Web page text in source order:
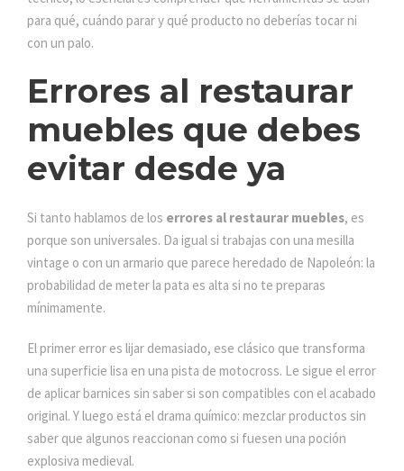
para qué, cuándo parar y qué producto no deberías tocar ni
con un palo.
Errores al restaurar
muebles que debes
evitar desde ya
Si tanto hablamos de los errores al restaurar muebles, es
porque son universales. Da igual si trabajas con una mesilla
vintage o con un armario que parece heredado de Napoleón: la
probabilidad de meter la pata es alta si no te preparas
mínimamente.
El primer error es lijar demasiado, ese clásico que transforma
una superficie lisa en una pista de motocross. Le sigue el error
de aplicar barnices sin saber si son compatibles con el acabado
original. Y luego está el drama químico: mezclar productos sin
saber que algunos reaccionan como si fuesen una poción
explosiva medieval.